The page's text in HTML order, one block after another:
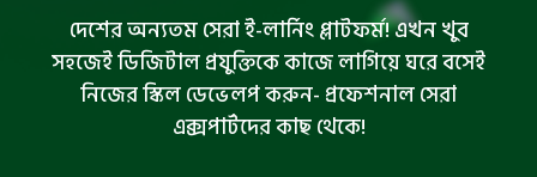
দেশের অন্যতম সেরা ই-লার্নিং প্লাটফর্ম! এখন খুব
সহজেই ডিজিটাল প্রযুক্তিকে কাজে লাগিয়ে ঘরে বসেই
নিজের স্কিল ডেভেলপ করুন- প্রফেশনাল সেরা
এক্সপার্টদের কাছ থেকে!